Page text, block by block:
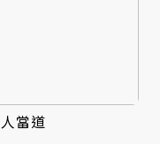
當道